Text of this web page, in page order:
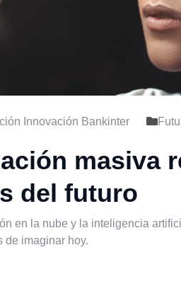
Innovación Bankinter
masiva
del futuro
en la nube y la inteligencia
de imaginar hoy.